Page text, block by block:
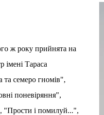
ж року прийнята на
імені Тараса
та семеро гномів",
поневіряння",
"Прости і помилуй...",